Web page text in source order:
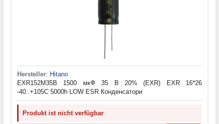
Hersteller: Hitano
EXR152M35B 1500 мкФ 35 В 20% (EXR) EXR 16*26
-40..+105C 5000h LOW ESR Конденсатори
Produkt ist nicht verfügbar